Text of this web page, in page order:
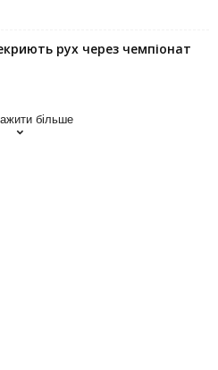
рух через чемпіонат
більше